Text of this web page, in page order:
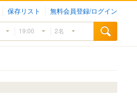
保存リスト 無料会員登録/ログイン